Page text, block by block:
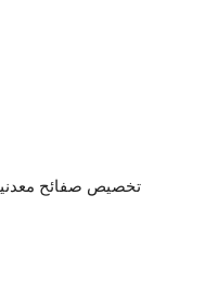
تخصيص صفائح